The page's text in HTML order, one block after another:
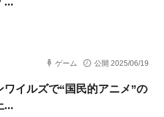
ゲーム 公開 2025/06/19
イルズで“国民的アニメ”の
...